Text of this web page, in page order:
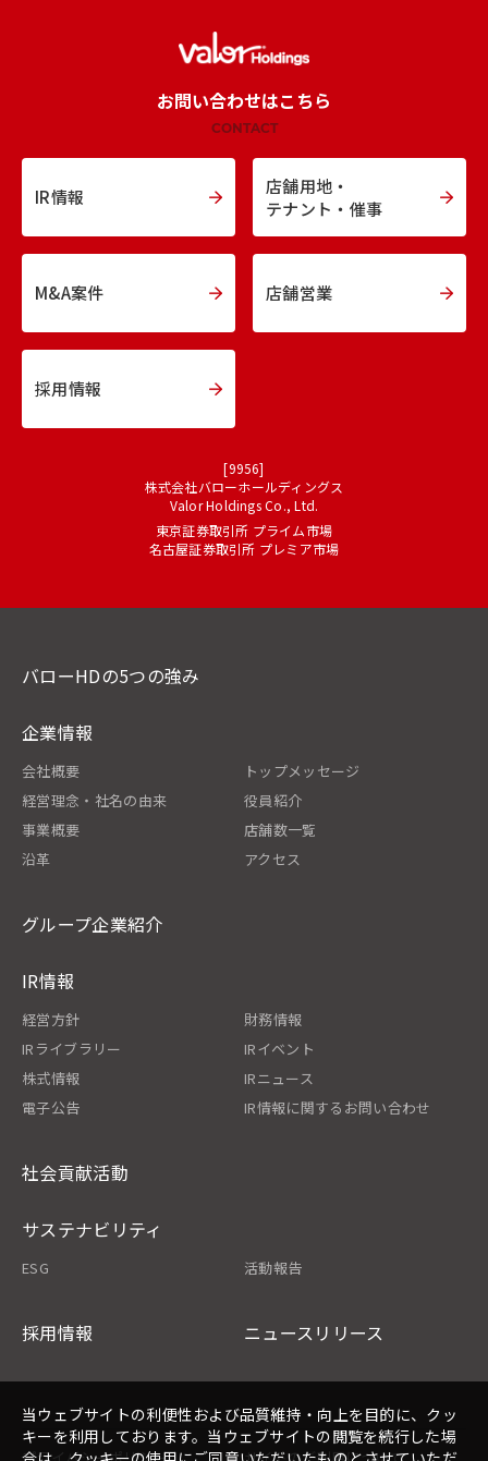
お問い合わせはこちら
CONTACT
IR情報
店舗用地・
テナント・催事
M&A案件 店舗営業
採用情報
[9956]
株式会社バローホールディングス
Valor Holdings Co., Ltd.
東京証券取引所 プライム市場
名古屋証券取引所 プレミア市場
バローHDの5つの強み
企業情報
会社概要
トップメッセージ
経営理念・社名の由来
役員紹介
事業概要
店舗数一覧
沿革
アクセス
グループ企業紹介
IR情報
経営方針
財務情報
IRライブラリー
IRイベント
株式情報
IRニュース
電子公告
IR情報に関するお問い合わせ
社会貢献活動
サステナビリティ
ESG 活動報告
採用情報 ニュースリリース
当ウェブサイトの利便性および品質維持・向上を目的に、クッ
キーを利用しております。当ウェブサイトの閲覧を続行した場